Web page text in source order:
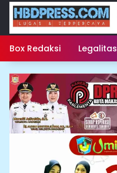
Langsung
konten
Box Redaksi Legalitas